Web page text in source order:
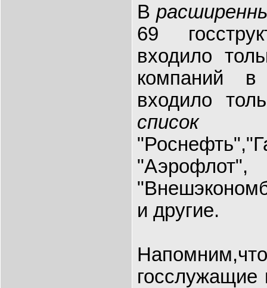
В
69
входило
компаний
входило
список
и другие.
госслужащие